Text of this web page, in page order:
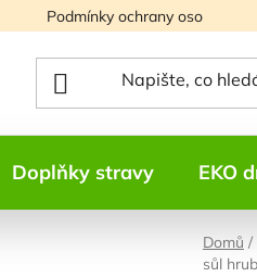
Podmínky ochrany osobních
Doplňky stravy EKO
Domů /
sůl